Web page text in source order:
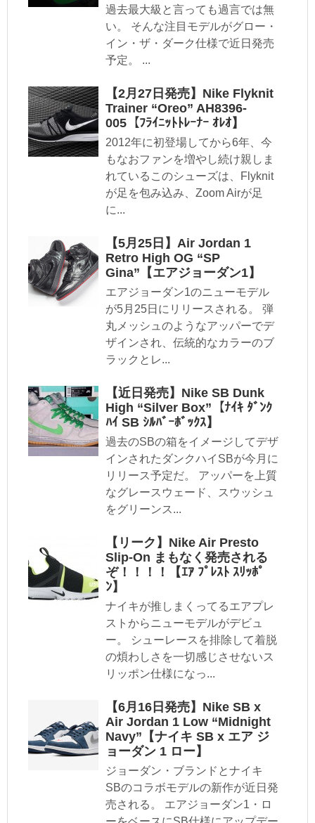
過去最大級と言っても過言では無
い。 そんな注目モデルがグロー・
イン・ザ・ダーク仕様で近日発売
予定。 ...
【2月27日発売】Nike Flyknit
Trainer “Oreo” AH8396-
005【ﾌﾗｲﾆｯﾄﾄﾚｰﾅｰ ｵﾚｵ】
2012年に初登場してから6年、今
もなおファンを増やし続け親しま
れているこのシューズは、Flyknit
が足を包み込み、Zoom Airが足
に...
【5月25日】Air Jordan 1
Retro High OG “SP
Gina”【エアジョーダン1】
エアジョーダン1のニューモデル
が5月25日にリリースされる。 弾
丸メッシュのようなアッパーでデ
ザインされ、伝統的なカラーのブ
ラックとレ...
【近日発売】Nike SB Dunk
High “Silver Box”【ﾅｲｷ ﾀﾞﾝｸ
ﾊｲ SB ｼﾙﾊﾞｰﾎﾞｯｸｽ】
過去のSBの箱をイメージしてデザ
インされたダンクハイSBが今月に
リリース予定だ。 アッパーを上質
なグレースウェード、スウッシュ
をグリーンス...
【リーク】Nike Air Presto
Slip-On まもなく発売される
ぞ！！！！【ｴｱ ﾌﾟﾚｽﾄ ｽﾘｯﾎﾟ
ﾝ】
ナイキが推しまくってるエアプレ
ストからニューモデルがデビュ
ー。 シューレースを排除して着脱
の煩わしさを一切感じさせないス
リッポン仕様になっ...
【6月16日発売】Nike SB x
Air Jordan 1 Low “Midnight
Navy”【ナイキ SB x エア ジ
ョーダン 1 ロー】
ジョーダン・ブランドとナイキ
SBのコラボモデルの新作が近日発
売される。 エアジョーダン1・ロ